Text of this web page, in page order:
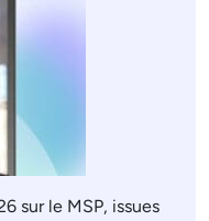
sur le MSP, issues